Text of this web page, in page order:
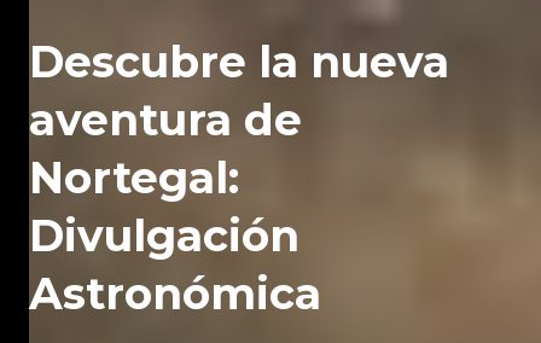
Descubre la nueva
aventura de
Nortegal:
Divulgación
Astronómica